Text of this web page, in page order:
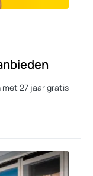
met 27 jaar gratis